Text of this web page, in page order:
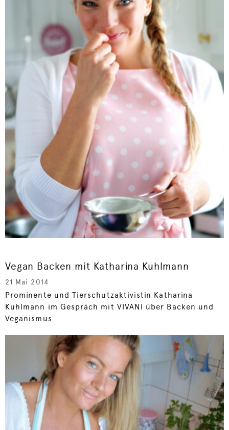
Vegan Backen mit Katharina Kuhlmann
21 Mai 2014
Prominente und Tierschutzaktivistin Katharina
Kuhlmann im Gespräch mit VIVANI über Backen und
Veganismus...